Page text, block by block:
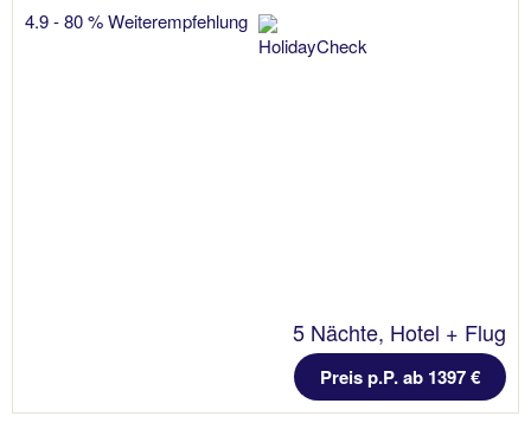
4.9 - 80 % Weiterempfehlung
5 Nächte, Hotel + Flug
Preis p.P. ab 1397 €